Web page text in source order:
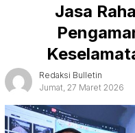
Jasa
Redaksi Bulletin
Jumat, 27 Maret 2026